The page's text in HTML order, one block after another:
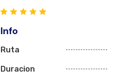
Info
Ruta
Duracion